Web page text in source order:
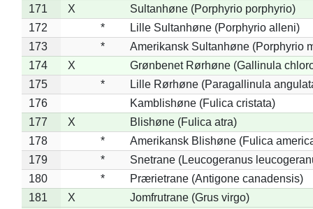
171
X
Sultanhøne (Porphyrio porphyrio)
172
*
Lille Sultanhøne (Porphyrio alleni)
173
*
Amerikansk Sultanhøne (Porphyrio
174
X
Grønbenet Rørhøne (Gallinula
175
*
Lille Rørhøne (Paragallinula
176
Kamblishøne (Fulica cristata)
177
X
Blishøne (Fulica atra)
178
*
Amerikansk Blishøne (Fulica
179
*
Snetrane (Leucogeranus
180
*
Prærietrane (Antigone canadensis)
181
X
Jomfrutrane (Grus virgo)